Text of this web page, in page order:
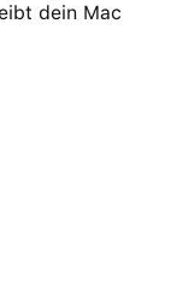
dein Mac